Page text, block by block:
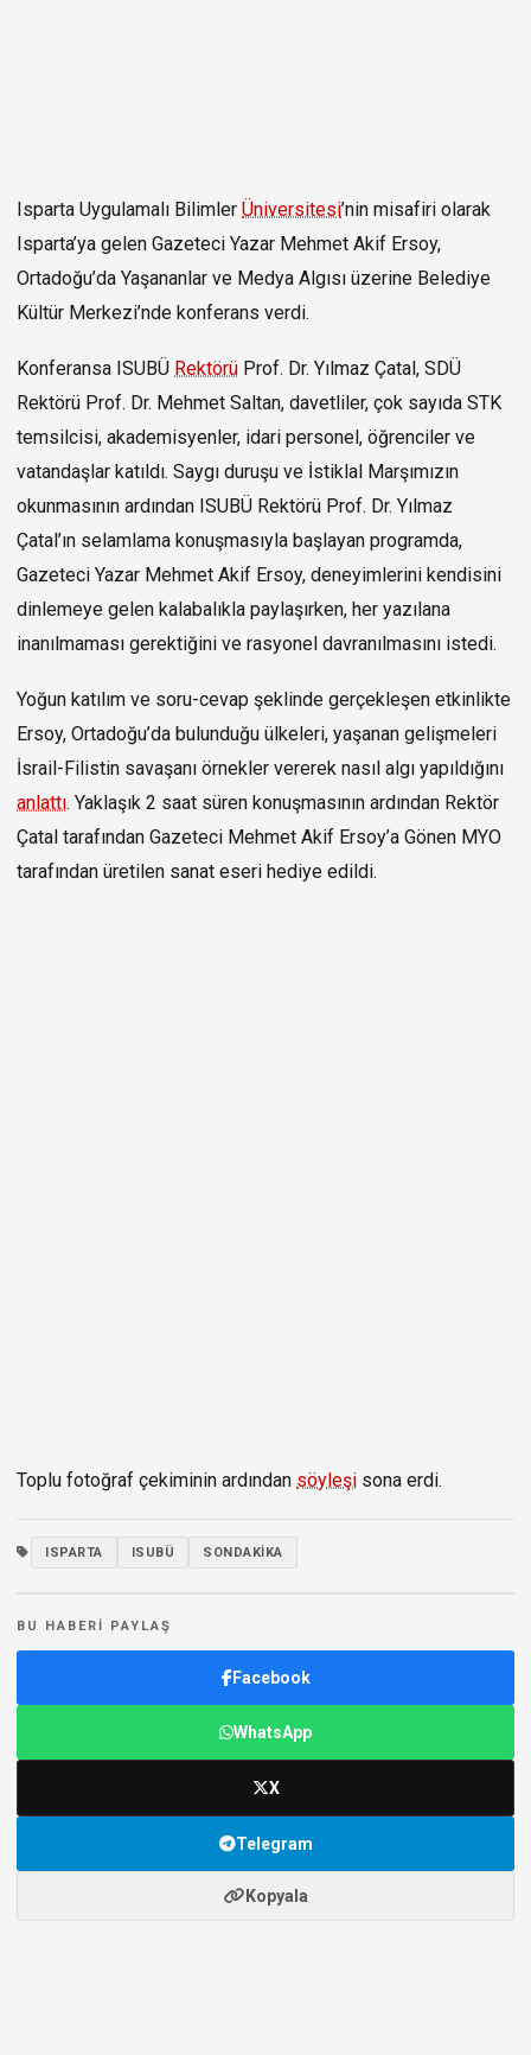
Isparta Uygulamalı Bilimler Üniversitesi’nin misafiri olarak
Isparta’ya gelen Gazeteci Yazar Mehmet Akif Ersoy,
Ortadoğu’da Yaşananlar ve Medya Algısı üzerine Belediye
Kültür Merkezi’nde konferans verdi.
Konferansa ISUBÜ Rektörü Prof. Dr. Yılmaz Çatal, SDÜ
Rektörü Prof. Dr. Mehmet Saltan, davetliler, çok sayıda STK
temsilcisi, akademisyenler, idari personel, öğrenciler ve
vatandaşlar katıldı. Saygı duruşu ve İstiklal Marşımızın
okunmasının ardından ISUBÜ Rektörü Prof. Dr. Yılmaz
Çatal’ın selamlama konuşmasıyla başlayan programda,
Gazeteci Yazar Mehmet Akif Ersoy, deneyimlerini kendisini
dinlemeye gelen kalabalıkla paylaşırken, her yazılana
inanılmaması gerektiğini ve rasyonel davranılmasını istedi.
Yoğun katılım ve soru-cevap şeklinde gerçekleşen etkinlikte
Ersoy, Ortadoğu’da bulunduğu ülkeleri, yaşanan gelişmeleri
İsrail-Filistin savaşanı örnekler vererek nasıl algı yapıldığını
anlattı. Yaklaşık 2 saat süren konuşmasının ardından Rektör
Çatal tarafından Gazeteci Mehmet Akif Ersoy’a Gönen MYO
tarafından üretilen sanat eseri hediye edildi.
Toplu fotoğraf çekiminin ardından söyleşi sona erdi.
ISPARTA ISUBÜ SONDAKIKA
BU HABERI PAYLAŞ
Facebook
WhatsApp
X
Telegram
Kopyala